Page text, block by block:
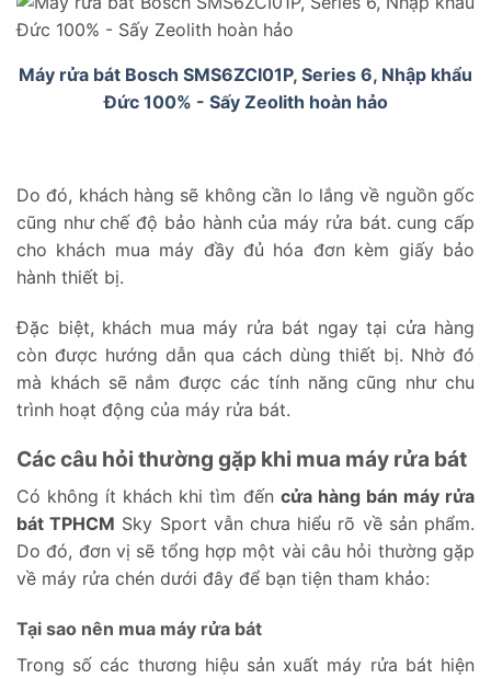
Máy rửa bát Bosch SMS6ZCI01P, Series 6, Nhập khẩu
Đức 100% - Sấy Zeolith hoàn hảo
Do đó, khách hàng sẽ không cần lo lắng về nguồn gốc
cũng như chế độ bảo hành của máy rửa bát. cung cấp
cho khách mua máy đầy đủ hóa đơn kèm giấy bảo
hành thiết bị.
Đặc biệt, khách mua máy rửa bát ngay tại cửa hàng
còn được hướng dẫn qua cách dùng thiết bị. Nhờ đó
mà khách sẽ nắm được các tính năng cũng như chu
trình hoạt động của máy rửa bát.
Các câu hỏi thường gặp khi mua máy rửa bát
Có không ít khách khi tìm đến cửa hàng bán máy rửa
bát TPHCM Sky Sport vẫn chưa hiểu rõ về sản phẩm.
Do đó, đơn vị sẽ tổng hợp một vài câu hỏi thường gặp
về máy rửa chén dưới đây để bạn tiện tham khảo:
Tại sao nên mua máy rửa bát
Trong số các thương hiệu sản xuất máy rửa bát hiện